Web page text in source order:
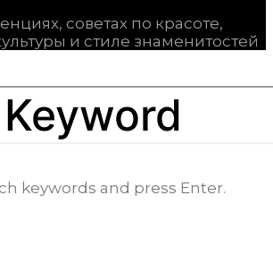
советах по красоте,
и стиле знаменитостей
keywords and press Enter.